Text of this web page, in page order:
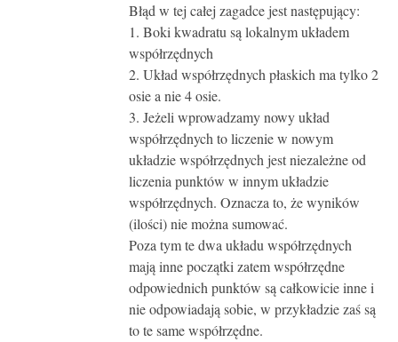
Błąd w tej całej zagadce jest następujący:
1. Boki kwadratu są lokalnym układem
współrzędnych
2. Układ współrzędnych płaskich ma tylko 2
osie a nie 4 osie.
3. Jeżeli wprowadzamy nowy układ
współrzędnych to liczenie w nowym
układzie współrzędnych jest niezależne od
liczenia punktów w innym układzie
współrzędnych. Oznacza to, że wyników
(ilości) nie można sumować.
Poza tym te dwa układu współrzędnych
mają inne początki zatem współrzędne
odpowiednich punktów są całkowicie inne i
nie odpowiadają sobie, w przykładzie zaś są
to te same współrzędne.